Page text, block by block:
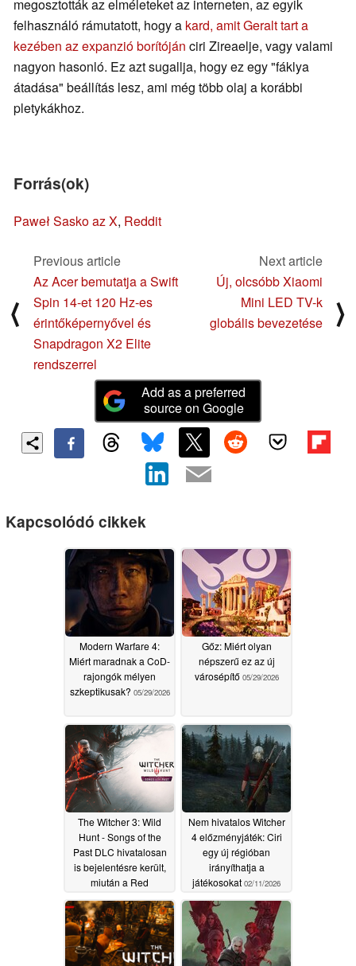
megosztották az elméleteket az interneten, az egyik
felhasználó rámutatott, hogy a kard, amit Geralt tart a
kezében az expanzió borítóján ciri Zireaelje, vagy valami
nagyon hasonló. Ez azt sugallja, hogy ez egy "fáklya
átadása" beállítás lesz, ami még több olaj a korábbi
pletykákhoz.
Forrás(ok)
Paweł Sasko az X, Reddit
⟨
Previous article
Az Acer bemutatja a Swift
Spin 14-et 120 Hz-es
érintőképernyővel és
Snapdragon X2 Elite
rendszerrel
Next article
Új, olcsóbb Xiaomi
Mini LED TV-k
globális bevezetése
⟩
Add as a preferred
source on Google
Kapcsolódó cikkek
Modern Warfare 4:
Miért maradnak a CoD-
rajongók mélyen
szkeptikusak? 05/29/2026
Gőz: Miért olyan
népszerű ez az új
városépítő 05/29/2026
The Witcher 3: Wild
Hunt - Songs of the
Past DLC hivatalosan
is bejelentésre került,
miután a Red
miatt a CD Projekt
kénytelen volt
megmagyarázni a
dolgot05/27/2026
Nem hivatalos Witcher
4 előzményjáték: Ciri
egy új régióban
irányíthatja a
játékosokat 02/11/2026